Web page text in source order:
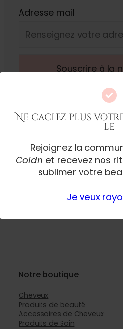
Ne cachez plus
le
Rejoignez la
Coldn et recevez nos
sublimer votre
Je veux
Adresse mail
Notre boutique
Cheveux
Produits de beauté
Accessoires de Cheveux
Produits de Soin